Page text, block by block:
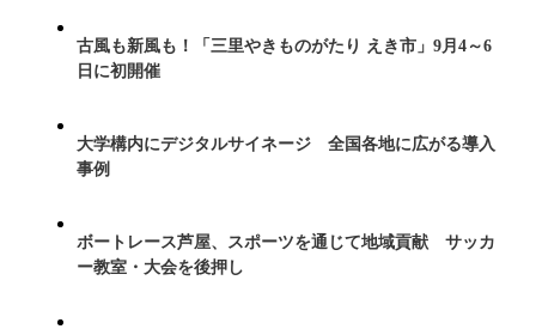
古風も新風も！「三里やきものがたり えき市」9月4～6
日に初開催
大学構内にデジタルサイネージ 全国各地に広がる導入
事例
ボートレース芦屋、スポーツを通じて地域貢献 サッカ
ー教室・大会を後押し